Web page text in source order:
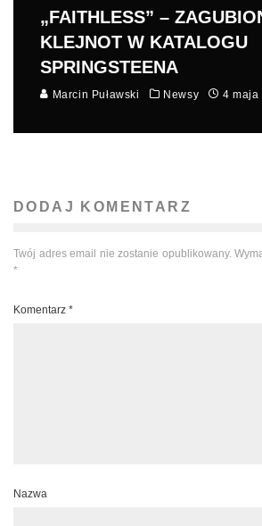
„FAITHLESS” –
KLEJNOT W KATALOGU
SPRINGSTEENA
Marcin Puławski Newsy 4 maja
DODAJ KOMENTARZ
Twój adres email nie zostanie opublikowany.
*
Komentarz *
Nazwa